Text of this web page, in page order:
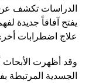
الدراسات تكشف عن
يفتح آفاقاً جديدة
علاج اضطرابات
وقد أظهرت الأبحاث
الجسدية المرتبطة